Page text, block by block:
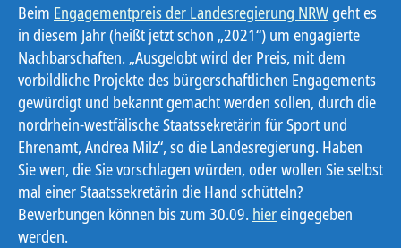
Beim Engagementpreis der Landesregierung NRWgeht es
in diesem Jahr (heißt jetzt schon „2021“) um engagierte
Nachbarschaften. „Ausgelobt wird der Preis, mit dem
vorbildliche Projekte des bürgerschaftlichen Engagements
gewürdigt und bekannt gemacht werden sollen, durch die
nordrhein-westfälische Staatssekretärin für Sport und
Ehrenamt, Andrea Milz“, so die Landesregierung. Haben
Sie wen, die Sie vorschlagen würden, oder wollen Sie selbst
mal einer Staatssekretärin die Hand schütteln?
Bewerbungen können bis zum 30.09. hiereingegeben
werden.